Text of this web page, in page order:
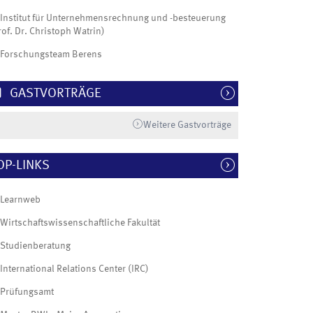
Institut für Unternehmensrechnung und -besteuerung
Dr. Christoph Watrin)
Forschungsteam Berens
GASTVORTRÄGE
Weitere Gastvorträge
LINKS
Learnweb
Wirtschaftswissenschaftliche Fakultät
Studienberatung
International Relations Center (IRC)
Prüfungsamt